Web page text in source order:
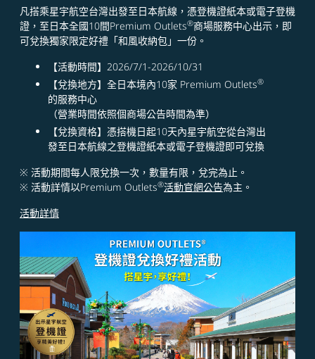
凡搭乘星宇航空台灣出發至日本航線，憑登機證紙本或電子登機
證，至日本全國10間Premium Outlets®商場服務中心出示，即
可兌換獨家限定好禮「和風收納包」一份。
【活動時間】2026/7/1-2026/10/31
【兌換地方】全日本境內10家 Premium Outlets®
的服務中心
（營業時間依照個商場公告時間為準）
【兌換資格】憑搭機日起10天內星宇航空從台灣出
發至日本航線之登機證紙本或電子登機證即可兌換
※ 活動期間每人限兌換一次，數量有限，兌完為止。
※ 活動詳情以Premium Outlets®活動官網公告為主。
活動詳情